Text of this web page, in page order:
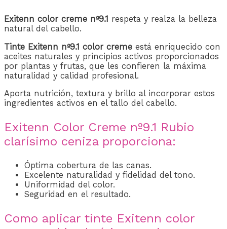
Exitenn color creme nº9.1 respeta y realza la belleza
natural del cabello.
Tinte Exitenn nº9.1 color creme está enriquecido con
aceites naturales y principios activos proporcionados
por plantas y frutas, que les confieren la máxima
naturalidad y calidad profesional.
Aporta nutrición, textura y brillo al incorporar estos
ingredientes activos en el tallo del cabello.
Exitenn Color Creme nº9.1 Rubio
clarísimo ceniza proporciona:
Óptima cobertura de las canas.
Excelente naturalidad y fidelidad del tono.
Uniformidad del color.
Seguridad en el resultado.
Como aplicar tinte Exitenn color